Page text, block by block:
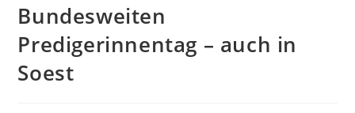
Bundesweiten
Predigerinnentag – auch in
Soest